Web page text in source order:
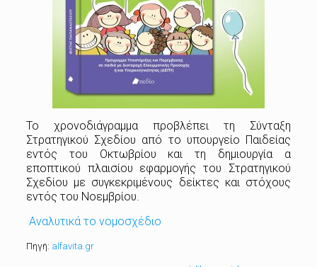
Το χρονοδιάγραμμα προβλέπει τη Σύνταξη
Στρατηγικού Σχεδίου από το υπουργείο Παιδείας
εντός του Οκτωβρίου και τη δημιουργία α
εποπτικού πλαισίου εφαρµογής του Στρατηγικού
Σχεδίου µε συγκεκριµένους δείκτες και στόχους
εντός του Νοεμβρίου.
Αναλυτικά το νομοσχέδιο
Πηγή: alfavita.gr